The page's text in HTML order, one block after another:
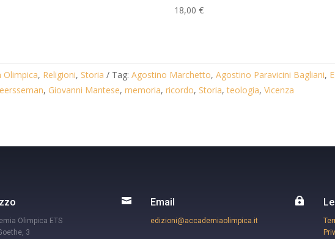
18,00€
Olimpica, Religioni, Storia Tag: Agostino Marchetto, Agostino Paravicini Bagliani,
, Giovanni Mantese, memoria, ricordo, Storia,teologia, Vicenza
Olimpica ETS
3
 Email
edizioni@accademiaolimpica.it
